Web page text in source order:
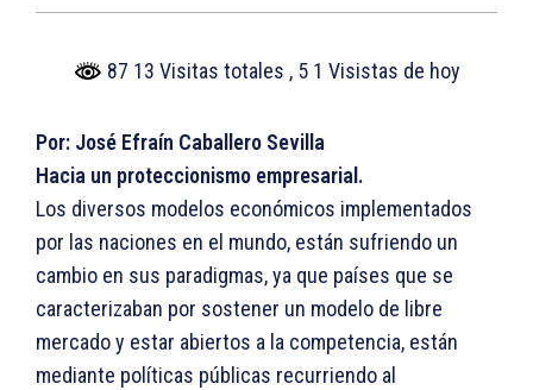
87 13 Visitas totales , 5 1 Visistas de hoy
Por: José Efraín Caballero Sevilla
Hacia un proteccionismo empresarial.
Los diversos modelos económicos implementados
por las naciones en el mundo, están sufriendo un
cambio en sus paradigmas, ya que países que se
caracterizaban por sostener un modelo de libre
mercado y estar abiertos a la competencia, están
mediante políticas públicas recurriendo al